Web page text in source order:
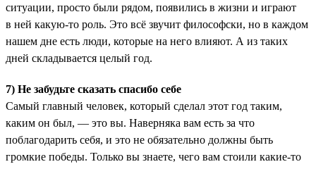
ситуации, просто были рядом, появились в жизни и играют
в ней какую-то роль. Это всё звучит философски, но в каждом
нашем дне есть люди, которые на него влияют. А из таких
дней складывается целый год.
7) Не забудьте сказать спасибо себе
Самый главный человек, который сделал этот год таким,
каким он был, — это вы. Наверняка вам есть за что
поблагодарить себя, и это не обязательно должны быть
громкие победы. Только вы знаете, чего вам стоили какие-то